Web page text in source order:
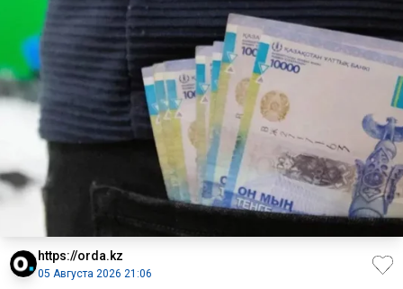
https://orda.kz
05 Августа 2026 21:06